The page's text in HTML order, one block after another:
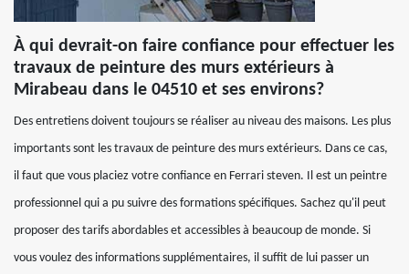
À qui devrait-on faire confiance pour effectuer les
travaux de peinture des murs extérieurs à
Mirabeau dans le 04510 et ses environs?
Des entretiens doivent toujours se réaliser au niveau des maisons. Les plus
importants sont les travaux de peinture des murs extérieurs. Dans ce cas,
il faut que vous placiez votre confiance en Ferrari steven. Il est un peintre
professionnel qui a pu suivre des formations spécifiques. Sachez qu'il peut
proposer des tarifs abordables et accessibles à beaucoup de monde. Si
vous voulez des informations supplémentaires, il suffit de lui passer un